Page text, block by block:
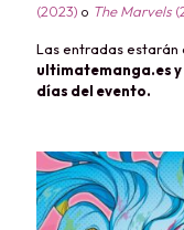
(2023) o The Marvels
Las entradas estarán
ultimatemanga.es
días del evento.